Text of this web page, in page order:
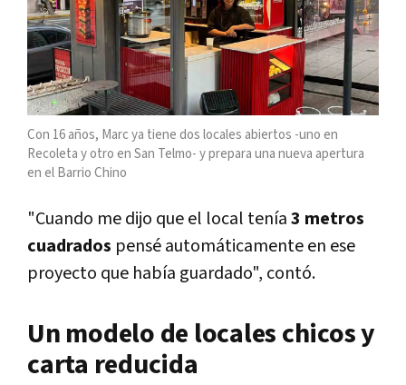
Con 16 años, Marc ya tiene dos locales abiertos -uno en
Recoleta y otro en San Telmo- y prepara una nueva apertura
en el Barrio Chino
"Cuando me dijo que el local tenía3 metros
cuadrados pensé automáticamente en ese
proyecto que había guardado", contó.
Un modelo de locales chicos y
carta reducida